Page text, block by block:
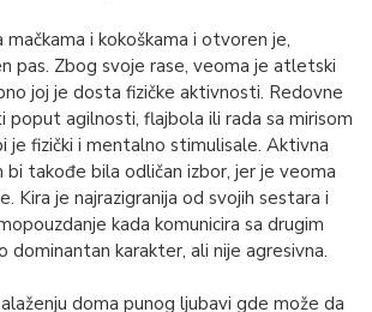
mačkama i kokoškama i otvoren je,
pas. Zbog svoje rase, veoma je atletski
joj je dosta fizičke aktivnosti. Redovne
agilnosti, flajbola ili rada sa mirisom
je fizički i mentalno stimulisale. Aktivna
bi takođe bila odličan izbor, jer je veoma
Kira je najrazigranija od svojih sestara i
kada komunicira sa drugim
dominantan karakter, ali nije agresivna.
doma punog ljubavi gde može da